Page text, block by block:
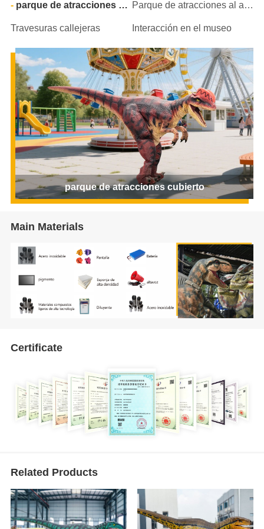
parque de atracciones cubierto Parque de atracciones al aire libre
Travesuras callejeras Interacción en el museo
parque de atracciones cubierto
Main Materials
Certificate
Related Products